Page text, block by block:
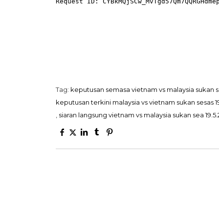
Tag: keputusan semasa vietnam vs malaysia sukan
keputusan terkini malaysia vs vietnam sukan sesas
siaran langsung vietnam vs malaysia sukan sea